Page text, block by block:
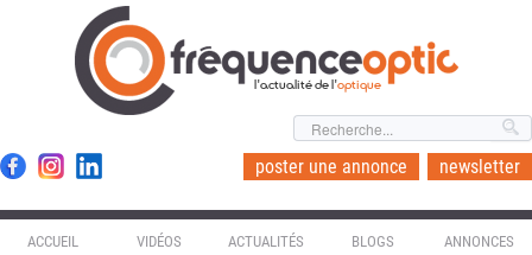
l'actualité de l'optique
poster une annonce newsletter
ACCUEIL VIDÉOS ACTUALITÉS BLOGS ANNONCES